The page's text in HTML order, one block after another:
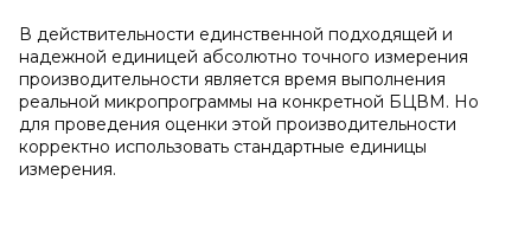
В действительности единственной подходящей и
надежной единицей абсолютно точного измерения
производительности является время выполнения
реальной микропрограммы на конкретной БЦВМ. Но
для проведения оценки этой производительности
корректно использовать стандартные единицы
измерения.